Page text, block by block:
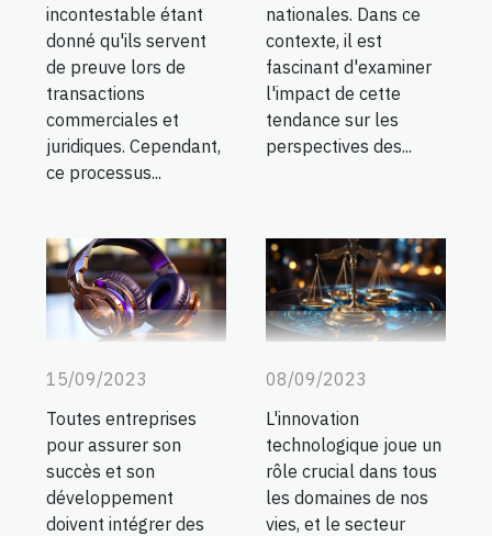
incontestable étant
donné qu'ils servent
de preuve lors de
transactions
commerciales et
juridiques. Cependant,
ce processus...
nationales. Dans ce
contexte, il est
fascinant d'examiner
l'impact de cette
tendance sur les
perspectives des...
15/09/2023
Toutes entreprises
pour assurer son
succès et son
développement
doivent intégrer des
08/09/2023
L'innovation
technologique joue un
rôle crucial dans tous
les domaines de nos
vies, et le secteur